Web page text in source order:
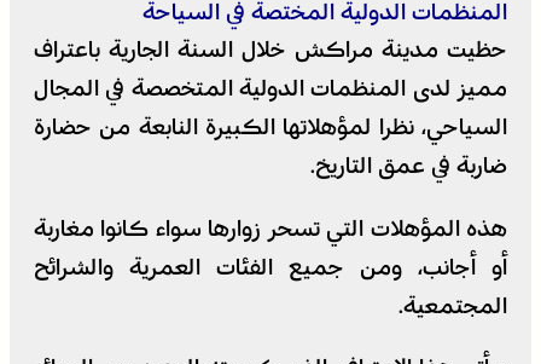
المنظمات الدولية المختصة في السياحة
حظيت مدينة مراكش خلال السنة الجارية باعتراف
مميز لدى المنظمات الدولية المتخصصة في المجال
السياحي، نظرا لمؤهلاتها الكبيرة النابعة من حضارة
ضاربة في عمق التاريخ.
هذه المؤهلات التي تسحر زوارها سواء كانوا مغاربة
أو أجانب، ومن جميع الفئات العمرية والشرائح
المجتمعية.